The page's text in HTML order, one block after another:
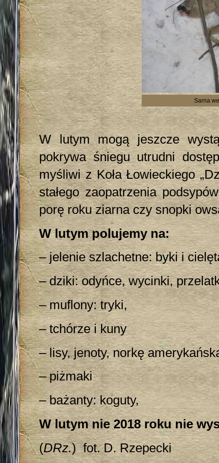
Sarna
W lutym mogą jeszcze
pokrywa śniegu utrudni
myśliwi z Koła Łowieckiego
stałego zaopatrzenia
porę roku ziarna czy snopki
W lutym polujemy na:
– jelenie szlachetne: byki i
– dziki: odyńce, wycinki,
– muflony: tryki,
– tchórze i kuny
– lisy, jenoty, norkę
– piżmaki
– bażanty: koguty,
W lutym nie 2018 roku nie
(DRz.) fot. D. Rzepecki